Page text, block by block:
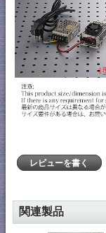
レビューを書く
関連製品